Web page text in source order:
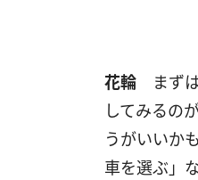
花輪 まず
してみるの
うがいいか
車を選ぶ」